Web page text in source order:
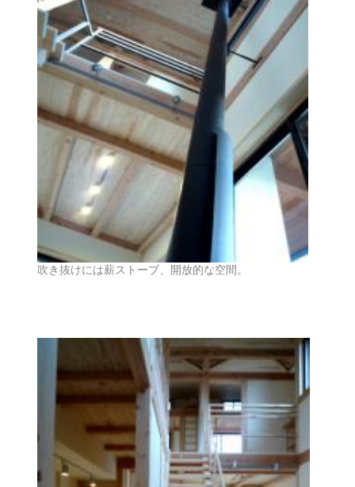
吹き抜けには薪ストーブ、開放的な空間。